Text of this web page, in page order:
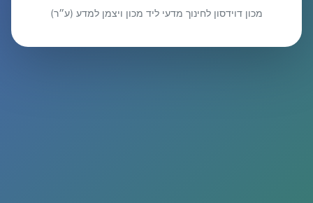
מכון דוידסון לחינוך מדעי ליד מכון ויצמן למדע (ע״ר)